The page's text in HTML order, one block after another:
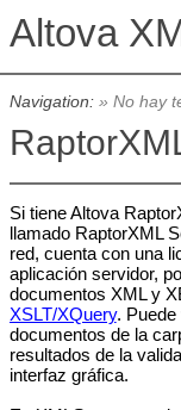
Navigation: » No hay
Si tiene Altova
llamado RaptorXML
red, cuenta con una
aplicación servidor,
documentos XML y
XSLT/XQuery. Puede
documentos de la
resultados de la
interfaz gráfica.